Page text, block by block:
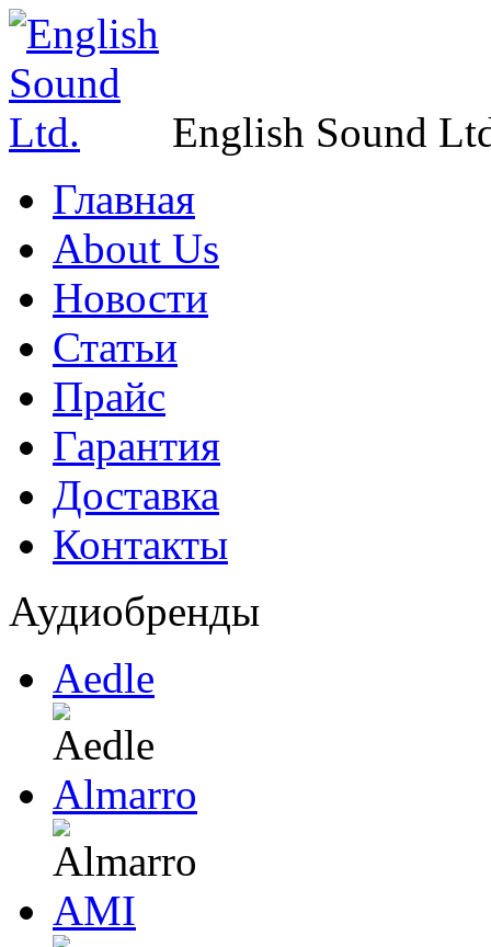
English Sound
Главная
About Us
Новости
Статьи
Прайс
Гарантия
Доставка
Контакты
Аудиобренды
Aedle
Almarro
AMI